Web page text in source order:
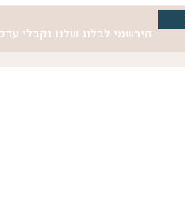
הירשמי לבלוג שלנו וקבלי